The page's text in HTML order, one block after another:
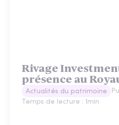
Rivage
présence au
Actualités du patrimoine
Temps de lecture : 1min